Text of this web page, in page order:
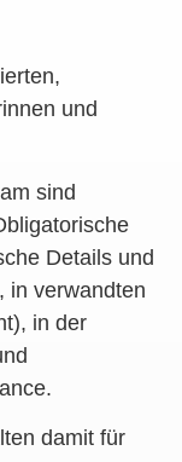
und
sind
Details und
in verwandten
in der
damit für